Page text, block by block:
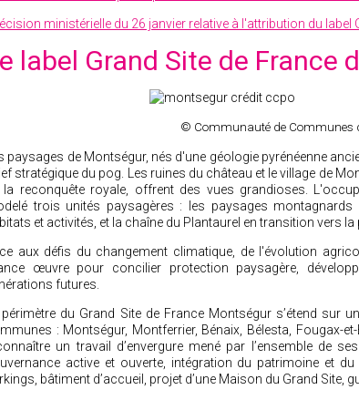
ministérielle du 26 janvier relative à l'attribution du label
label Grand Site de France
© Communauté de Communes
paysages de Montségur, nés d'une géologie pyrénéenne
stratégique du pog. Les ruines du château et le village de
la reconquête royale, offrent des vues grandioses.
trois unités paysagères : les paysages
et activités, et la chaîne du Plantaurel en transition vers la
aux défis du changement climatique, de l'évolution
œuvre pour concilier protection paysagère,
futures.
périmètre du Grand Site de France Montségur s’étend sur
: Montségur, Montferrier, Bénaix, Bélesta, Fougax-
un travail d’envergure mené par l’ensemble de
active et ouverte, intégration du patrimoine et
bâtiment d’accueil, projet d’une Maison du Grand Site,